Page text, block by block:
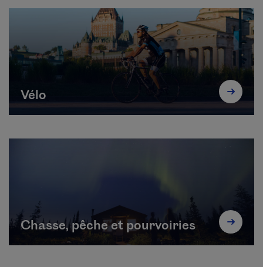
Vélo
Chasse, pêche et pourvoiries